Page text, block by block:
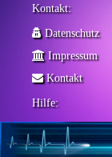
Kontakt:
Datenschutz
Impressum
Kontakt
Hilfe: